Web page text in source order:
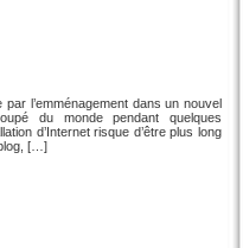
l’emménagement dans un nouvel
du monde pendant quelques
d’Internet risque d’être plus long
[…]